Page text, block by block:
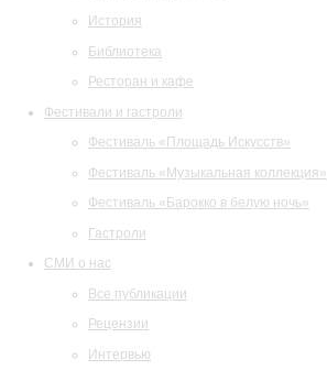
История
Библиотека
Ресторан и кафе
Фестивали и гастроли
Фестиваль «Площадь Искусств»
Фестиваль «Музыкальная коллекция»
Фестиваль «Барокко в белую ночь»
Гастроли
СМИ о нас
Все публикации
Рецензии
Интервью